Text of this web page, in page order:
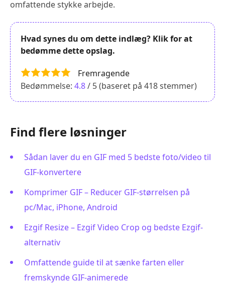
omfattende stykke arbejde.
Hvad synes du om dette indlæg? Klik for at
bedømme dette opslag.
Fremragende
Bedømmelse: 4.8/ 5 (baseret på 418stemmer)
Find flere løsninger
Sådan laver du en GIF med 5 bedste foto/video til
GIF-konvertere
Komprimer GIF – Reducer GIF-størrelsen på
pc/Mac, iPhone, Android
Ezgif Resize – Ezgif Video Crop og bedste Ezgif-
alternativ
Omfattende guide til at sænke farten eller
fremskynde GIF-animerede